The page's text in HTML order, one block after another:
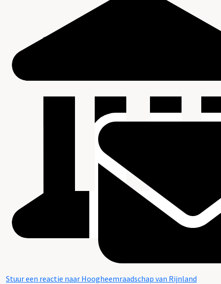
Stuur een reactie naar Hoogheemraadschap van Rijnland